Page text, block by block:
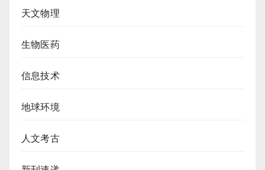
天文物理
生物医药
信息技术
地球环境
人文考古